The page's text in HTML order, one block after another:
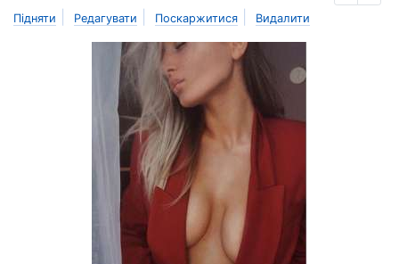
Підняти Редагувати Поскаржитися Видалити